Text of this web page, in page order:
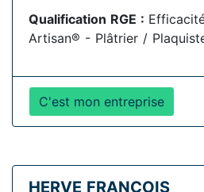
Qualification RGE :
Artisan® - Plâtrier /
C'est mon entreprise
HERVE FRANCOIS